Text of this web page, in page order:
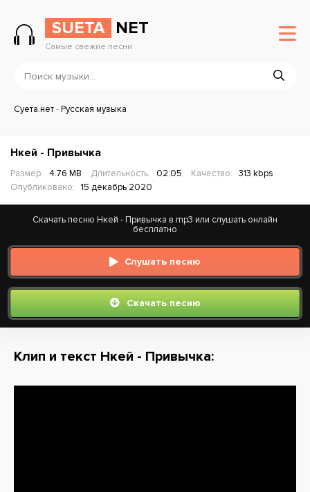
SUETA NET
Самые свежие песни
Суета.нет-Русская музыка
Нкей - Привычка
Размер: 4.76 MB Длительность: 02:05 Качество:
313 kbps
Опубликовано:
15 декабрь 2020
Скачать песню Нкей - Привычка в mp3 или слушать онлайн
бесплатно
Слушать песню
Скачать песню
Клип и текст Нкей - Привычка: